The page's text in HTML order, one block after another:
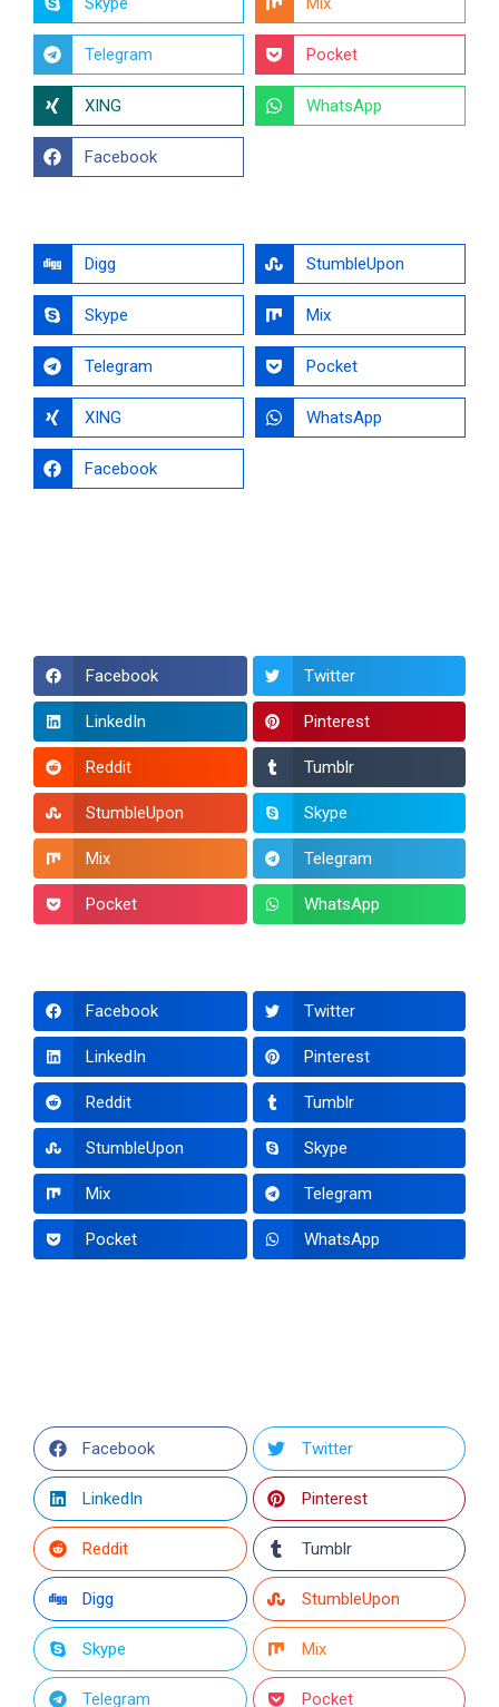
Telegram Pocket
XING WhatsApp
Facebook
Digg StumbleUpon
Skype Mix
Telegram Pocket
XING WhatsApp
Facebook
Facebook Twitter
LinkedIn Pinterest
Reddit Tumblr
StumbleUpon Skype
Mix Telegram
Pocket WhatsApp
Facebook Twitter
LinkedIn Pinterest
Reddit Tumblr
StumbleUpon Skype
Mix Telegram
Pocket WhatsApp
Facebook Twitter
LinkedIn Pinterest
Reddit Tumblr
Digg StumbleUpon
Skype Mix
Telegram Pocket